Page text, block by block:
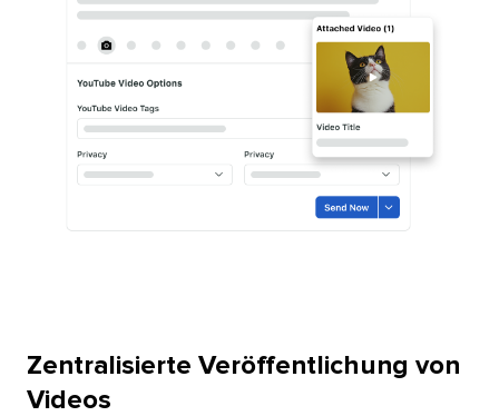
Zentralisierte Veröffentlichung von
Videos​​